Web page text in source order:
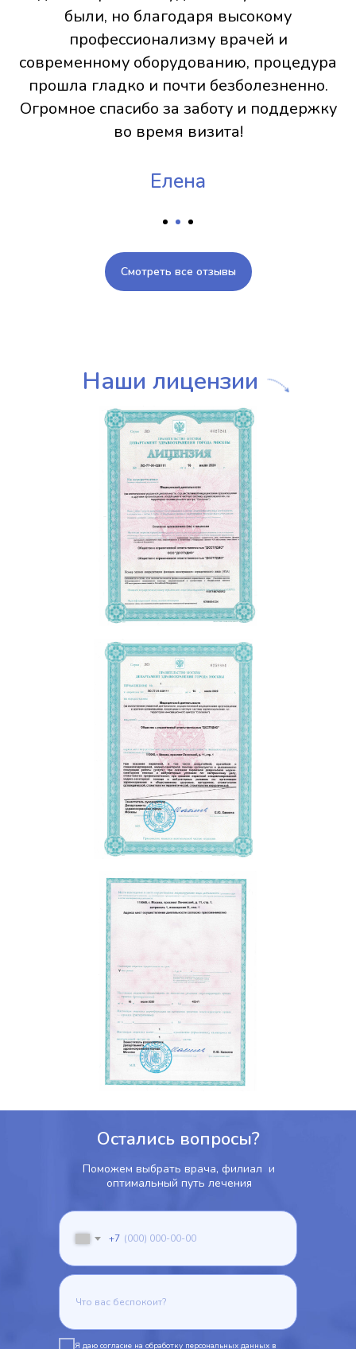
но благодаря высокому
врачей и
оборудованию, процедура
и почти безболезненно.
за заботу и поддержку
во время визита!
уверен в
Смотреть все отзывы
Наши лицензии
Остались вопросы?
Поможем выбрать врача, филиал и
оптимальный путь лечения
+7
Я даю согласие на обработку персональных данных в